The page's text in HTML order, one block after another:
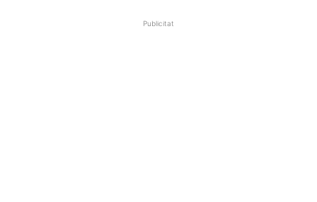
Publicitat